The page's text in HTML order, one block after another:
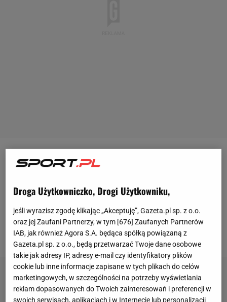
Wychodzi na to, żewicemistrzowie Europy
pozostają bez selekcjonerów, którzy przeprowadzili
m.in. w Polsce mistrzostwa Starego Kontynentu
będą ostatnim turniejemVitala Heynena.
Droga Użytkowniczko, Drogi Użytkowniku,
jeśli wyrazisz zgodę klikając „Akceptuję”, Gazeta.pl sp. z o.o.
oraz jej Zaufani Partnerzy, w tym [676] Zaufanych Partnerów
IAB, jak również Agora S.A. będąca spółką powiązaną z
Gazeta.pl sp. z o.o., będą przetwarzać Twoje dane osobowe
takie jak adresy IP, adresy e-mail czy identyfikatory plików
cookie lub inne informacje zapisane w tych plikach do celów
marketingowych, w szczególności na potrzeby wyświetlania
reklam dopasowanych do Twoich zainteresowań i preferencji w
swoich serwisach, aplikacjach i w Internecie lub personalizacji